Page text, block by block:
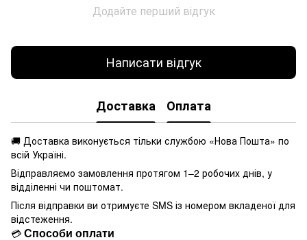
Додайте перший відгук
Написати відгук
Доставка Оплата
🚚 Доставка виконується тільки службою «Нова Пошта» по
всій Україні.
Відправляємо замовлення протягом 1–2 робочих днів, у
відділенні чи поштомат.
Після відправки ви отримуєте SMS із номером вкладеної для
відстеження.
💳 Способи оплати